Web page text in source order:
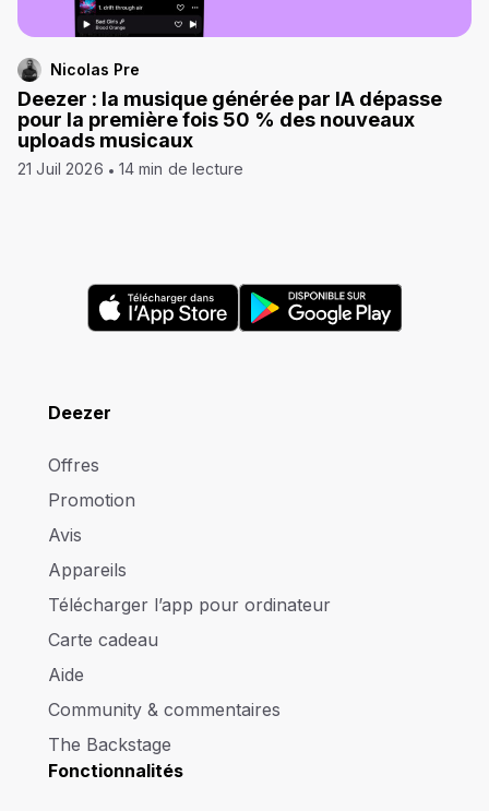
Nicolas Pre
Deezer : la musique générée par IA dépasse
pour la première fois 50 % des nouveaux
uploads musicaux
21 Juil 2026 14 min de lecture
Deezer
Offres
Promotion
Avis
Appareils
Télécharger l’app pour ordinateur
Carte cadeau
Aide
Community & commentaires
The Backstage
Fonctionnalités